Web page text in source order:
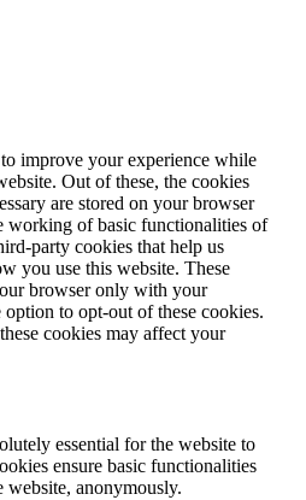
improve your experience while
Out of these, the cookies
are stored on your browser
working of basic functionalities of
party cookies that help us
you use this website. These
browser only with your
option to opt-out of these cookies.
cookies may affect your
essential for the website to
ensure basic functionalities
website, anonymously.